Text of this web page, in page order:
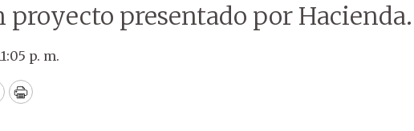
proyecto presentado por Hacienda.
p. m.
Print